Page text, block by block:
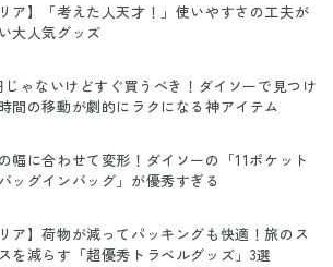
リア】「考えた人天才！」使いやすさの工夫が
大人気グッズ
じゃないけどすぐ買うべき！ダイソーで見つけ
間の移動が劇的にラクになる神アイテム
幅に合わせて変形！ダイソーの「11ポケット
ッグインバッグ」が優秀すぎる
リア】荷物が減ってパッキングも快適！旅のス
を減らす「超優秀トラベルグッズ」3選